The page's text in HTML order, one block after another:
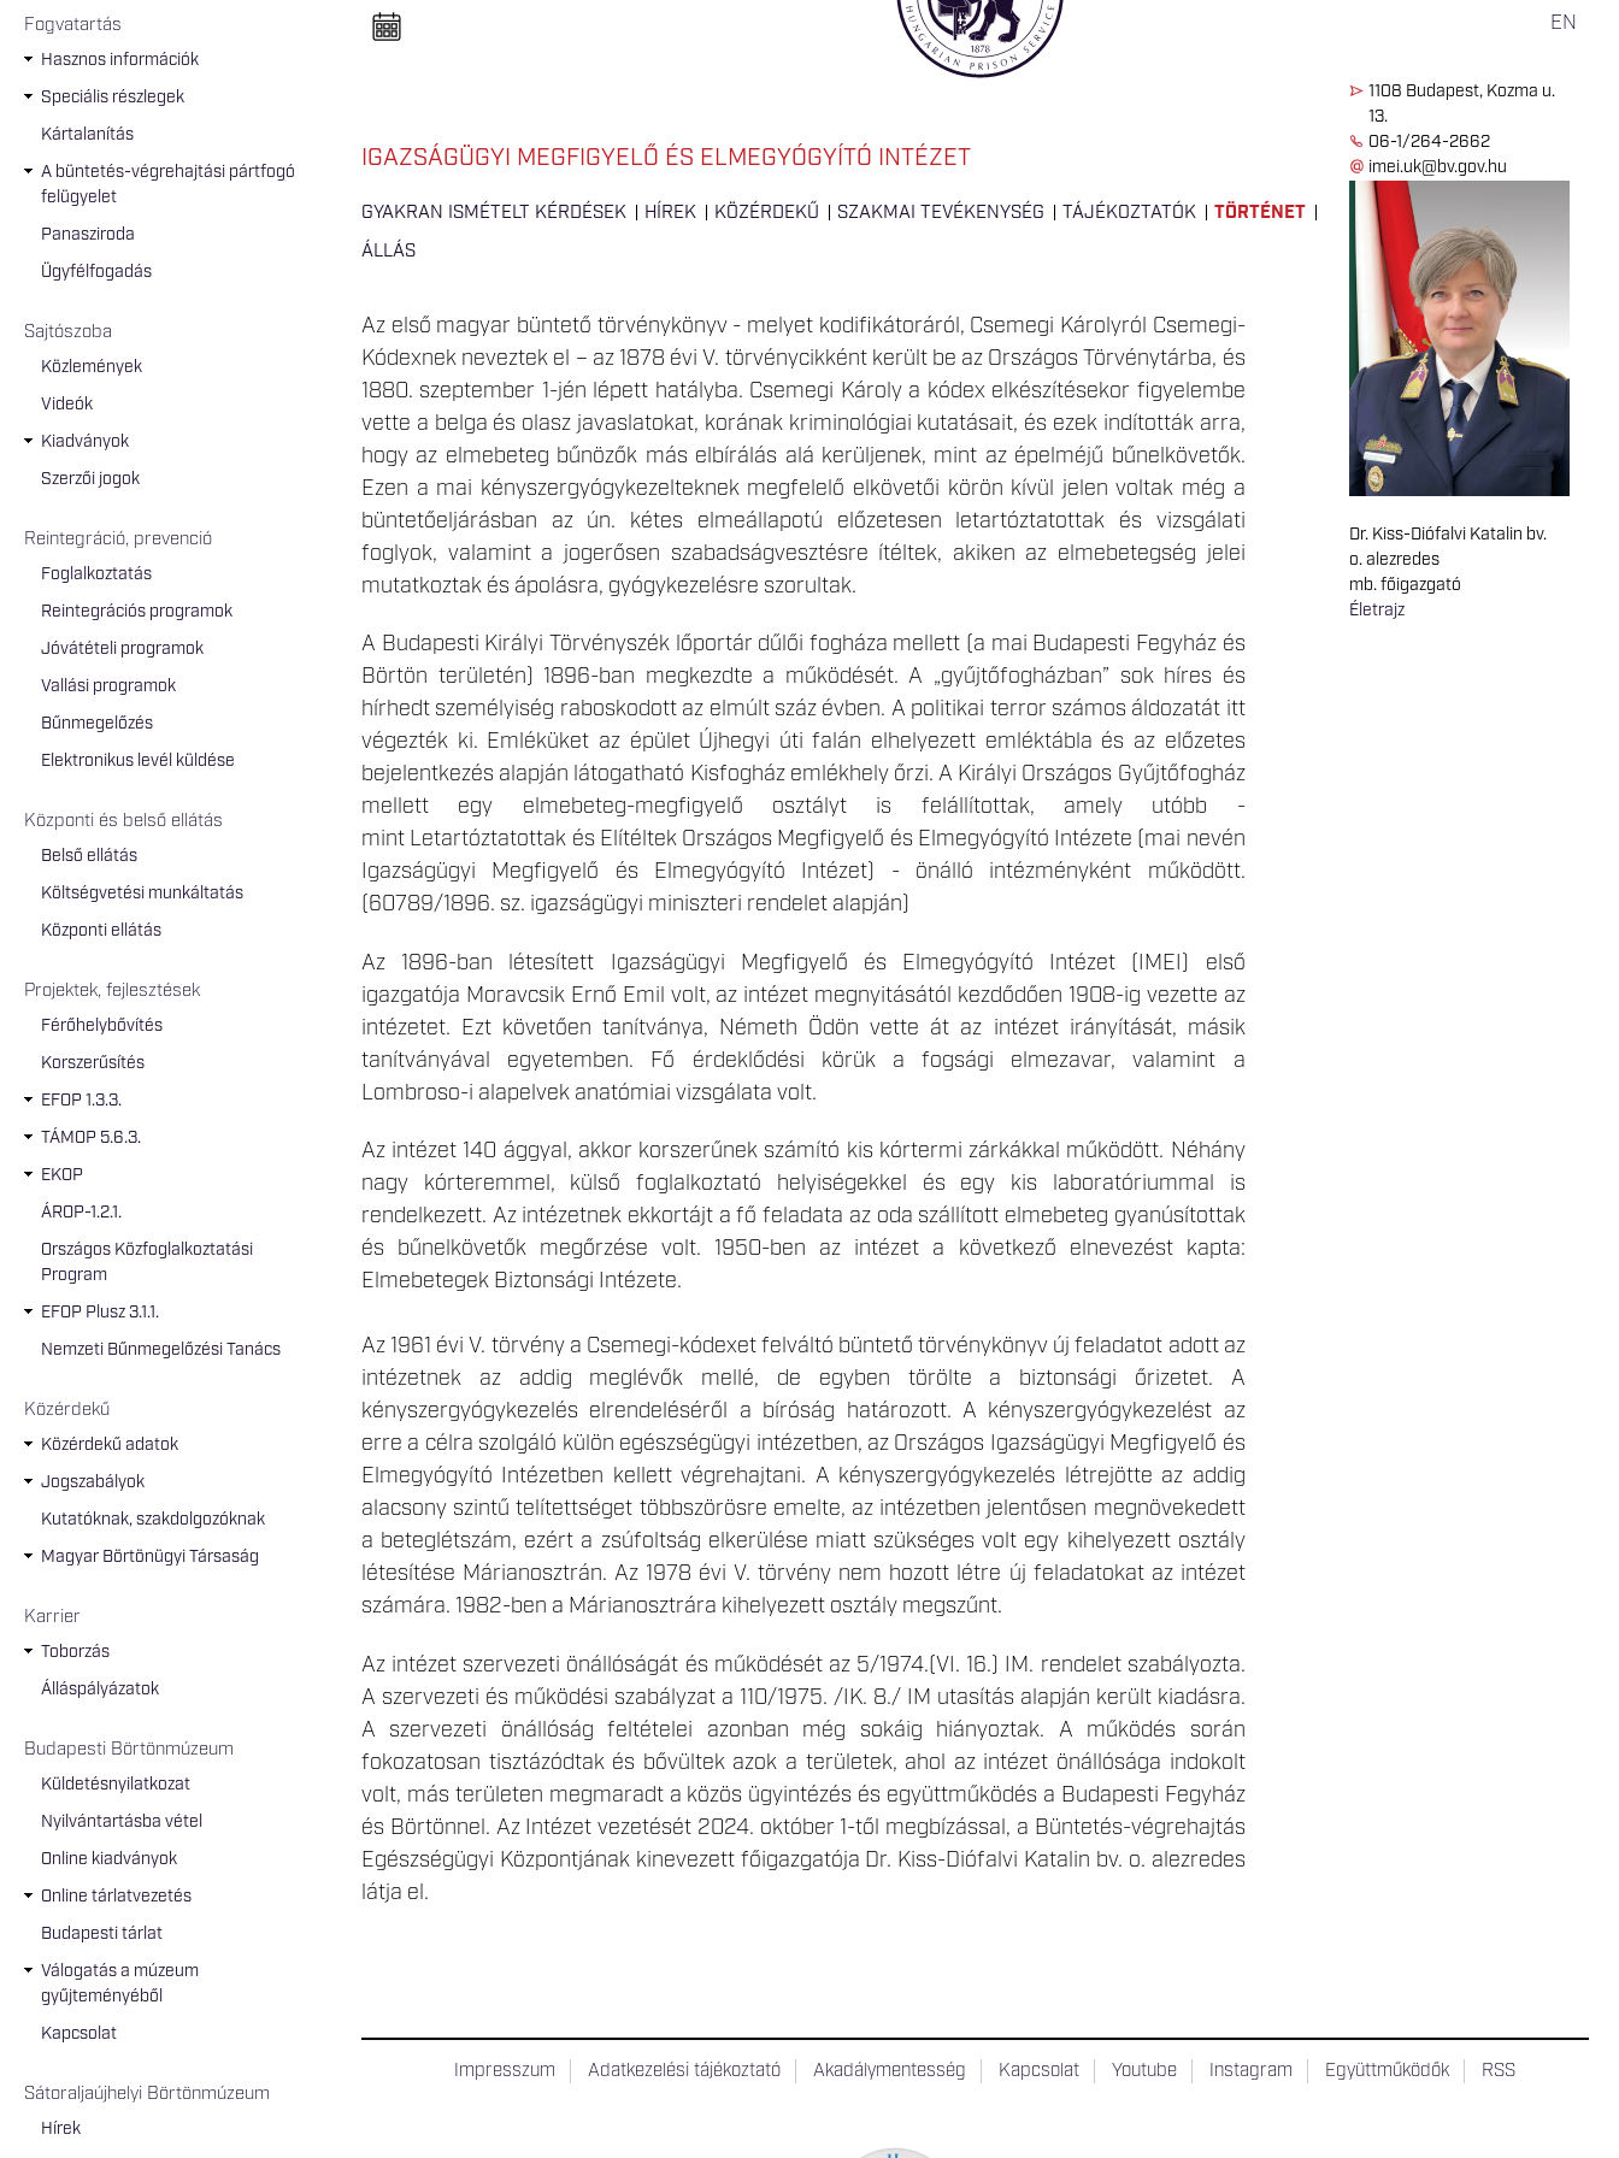
Fogvatartás
Hasznos információk
Speciális részlegek
Kártalanítás
A büntetés-végrehajtási pártfogó
felügyelet
Panasziroda
Ügyfélfogadás
Sajtószoba
Közlemények
Videók
Kiadványok
Szerzői jogok
Reintegráció, prevenció
Foglalkoztatás
Reintegrációs programok
Jóvátételi programok
Vallási programok
Bűnmegelőzés
Elektronikus levél küldése
Központi és belső ellátás
Belső ellátás
Költségvetési munkáltatás
Központi ellátás
Projektek, fejlesztések
Férőhelybővítés
Korszerűsítés
EFOP 1.3.3.
TÁMOP 5.6.3.
EKOP
ÁROP-1.2.1.
Országos Közfoglalkoztatási
Program
EFOP Plusz 3.1.1.
Nemzeti Bűnmegelőzési Tanács
Közérdekű
Közérdekű adatok
Jogszabályok
Kutatóknak, szakdolgozóknak
Magyar Börtönügyi Társaság
Karrier
Toborzás
Álláspályázatok
Budapesti Börtönmúzeum
Küldetésnyilatkozat
Nyilvántartásba vétel
Online kiadványok
Online tárlatvezetés
Budapesti tárlat
Válogatás a múzeum
gyűjteményéből
Kapcsolat
Sátoraljaújhelyi Börtönmúzeum
Hírek
EN
e
l
s
a
IGAZSÁGÜGYI MEGFIGYELŐ ÉS ELMEGYÓGYÍTÓ INTÉZET
1108 Budapest, Kozma u.
13.
06-1/264-2662
imei.uk@bv.gov.hu
Dr. Kiss-Diófalvi Katalin bv.
o. alezredes
mb. főigazgató
Életrajz
GYAKRAN ISMÉTELT KÉRDÉSEK HÍREK KÖZÉRDEKŰ SZAKMAI TEVÉKENYSÉG TÁJÉKOZTATÓK
TÖRTÉNET
ÁLLÁS
Az első magyar büntető törvénykönyv - melyet kodifikátoráról, Csemegi Károlyról Csemegi-
Kódexnek neveztek el – az 1878 évi V. törvénycikként került be az Országos Törvénytárba, és
1880. szeptember 1-jén lépett hatályba. Csemegi Károly a kódex elkészítésekor figyelembe
vette a belga és olasz javaslatokat, korának kriminológiai kutatásait, és ezek indították arra,
hogy az elmebeteg bűnözők más elbírálás alá kerüljenek, mint az épelméjű bűnelkövetők.
Ezen a mai kényszergyógykezelteknek megfelelő elkövetői körön kívül jelen voltak még a
büntetőeljárásban az ún. kétes elmeállapotú előzetesen letartóztatottak és vizsgálati
foglyok, valamint a jogerősen szabadságvesztésre ítéltek, akiken az elmebetegség jelei
mutatkoztak és ápolásra, gyógykezelésre szorultak.
A Budapesti Királyi Törvényszék lőportár dűlői fogháza mellett (a mai Budapesti Fegyház és
Börtön területén) 1896-ban megkezdte a működését. A „gyűjtőfogházban” sok híres és
hírhedt személyiség raboskodott az elmúlt száz évben. A politikai terror számos áldozatát itt
végezték ki. Emléküket az épület Újhegyi úti falán elhelyezett emléktábla és az előzetes
bejelentkezés alapján látogatható Kisfogház emlékhely őrzi. A Királyi Országos Gyűjtőfogház
mellett egy elmebeteg-megfigyelő osztályt is felállítottak, amely utóbb -
mint Letartóztatottak és Elítéltek Országos Megfigyelő és Elmegyógyító Intézete (mai nevén
Igazságügyi Megfigyelő és Elmegyógyító Intézet) - önálló intézményként működött.
(60789/1896. sz. igazságügyi miniszteri rendelet alapján)
Az 1896-ban létesített Igazságügyi Megfigyelő és Elmegyógyító Intézet (IMEI) első
igazgatója Moravcsik Ernő Emil volt, az intézet megnyitásától kezdődően 1908-ig vezette az
intézetet. Ezt követően tanítványa, Németh Ödön vette át az intézet irányítását, másik
tanítványával egyetemben. Fő érdeklődési körük a fogsági elmezavar, valamint a
Lombroso-i alapelvek anatómiai vizsgálata volt.
Az intézet 140 ággyal, akkor korszerűnek számító kis kórtermi zárkákkal működött. Néhány
nagy kórteremmel, külső foglalkoztató helyiségekkel és egy kis laboratóriummal is
rendelkezett. Az intézetnek ekkortájt a fő feladata az oda szállított elmebeteg gyanúsítottak
és bűnelkövetők megőrzése volt. 1950-ben az intézet a következő elnevezést kapta:
Elmebetegek Biztonsági Intézete.
Az 1961 évi V. törvény a Csemegi-kódexet felváltó büntető törvénykönyv új feladatot adott az
intézetnek az addig meglévők mellé, de egyben törölte a biztonsági őrizetet. A
kényszergyógykezelés elrendeléséről a bíróság határozott. A kényszergyógykezelést az
erre a célra szolgáló külön egészségügyi intézetben, az Országos Igazságügyi Megfigyelő és
Elmegyógyító Intézetben kellett végrehajtani. A kényszergyógykezelés létrejötte az addig
alacsony szintű telítettséget többszörösre emelte, az intézetben jelentősen megnövekedett
a beteglétszám, ezért a zsúfoltság elkerülése miatt szükséges volt egy kihelyezett osztály
létesítése Márianosztrán. Az 1978 évi V. törvény nem hozott létre új feladatokat az intézet
számára. 1982-ben a Márianosztrára kihelyezett osztály megszűnt.
Az intézet szervezeti önállóságát és működését az 5/1974.(VI. 16.) IM. rendelet szabályozta.
A szervezeti és működési szabályzat a 110/1975. /IK. 8./ IM utasítás alapján került kiadásra.
A szervezeti önállóság feltételei azonban még sokáig hiányoztak. A működés során
fokozatosan tisztázódtak és bővültek azok a területek, ahol az intézet önállósága indokolt
volt, más területen megmaradt a közös ügyintézés és együttműködés a Budapesti Fegyház
és Börtönnel. Az Intézet vezetését 2024. október 1-től megbízással, a Büntetés-végrehajtás
Egészségügyi Központjának kinevezett főigazgatója Dr. Kiss-Diófalvi Katalin bv. o. alezredes
látja el.
Impresszum Adatkezelési tájékoztató Akadálymentesség Kapcsolat Youtube Instagram Együttműködők RSS